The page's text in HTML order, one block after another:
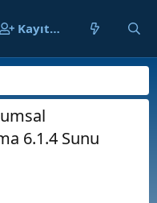
Kayıt ol
6.1.4 Sunu